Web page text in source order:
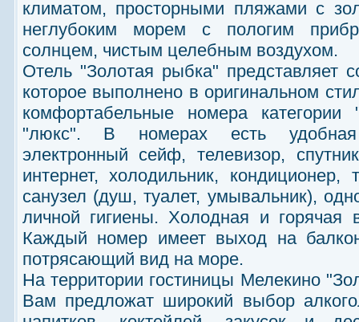
климатом, просторными пляжами с
неглубоким морем с пологим
солнцем, чистым целебным воздухом.
Отель "Золотая рыбка" представляет
которое выполнено в оригинальном
комфортабельные номера категории
"люкс". В номерах есть удобная
электронный сейф, телевизор,
интернет, холодильник,
санузел (душ, туалет, умывальник),
личной гигиены. Холодная и горячая
Каждый номер имеет выход на
потрясающий вид на море.
На территории гостиницы Мелекино
Вам предложат широкий выбор